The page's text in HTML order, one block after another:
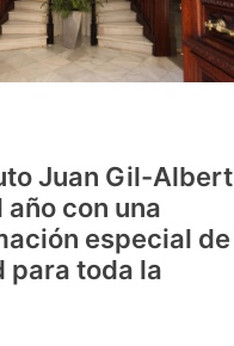
Juan Gil-Albert
con una
especial de
para toda la